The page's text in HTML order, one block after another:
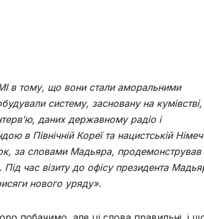
в тому, що вони стали аморальними
систему, засновану на кумівстві,
даних державному радіо і
в Північній Кореї та нацистській
за словами Мадьяра, продемонстрував
час візиту до офісу президента
нового уряду».